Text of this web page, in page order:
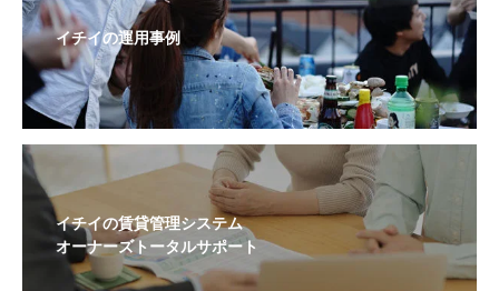
イチイの運用事例
イチイの賃貸管理システム
オーナーズトータルサポート